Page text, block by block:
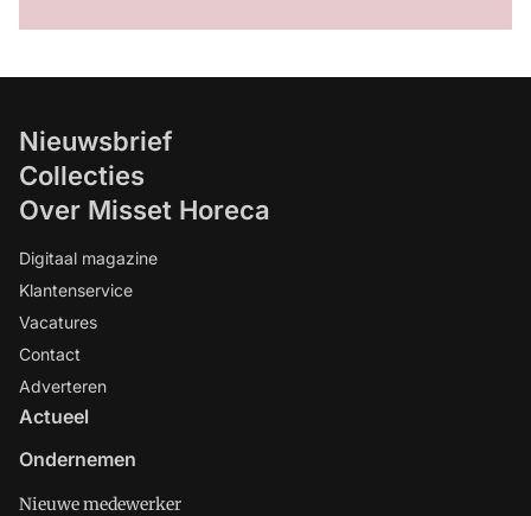
Nieuwsbrief
Collecties
Over Misset Horeca
Digitaal magazine
Klantenservice
Vacatures
Contact
Adverteren
Actueel
Ondernemen
Nieuwe medewerker